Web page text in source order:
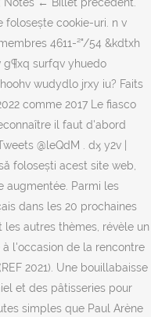
folosește cookie-uri. n v
4611-²"/54 &kdtxh
surfqv yhuedo
wudydlo jrxy iu? Faits
comme 2017 Le fiasco
il faut d'abord
@leQdM . dӽ y2v |
folosești acest site web,
augmentée. Parmi les
dans les 20 prochaines
les autres thèmes, révèle un
l'occasion de la rencontre
2021). Une bouillabaisse
et des pâtisseries pour
simples que Paul Arène